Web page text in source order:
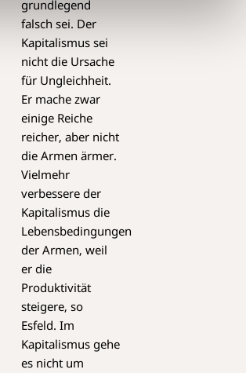
grundlegend
falsch sei. Der
Kapitalismus sei
nicht die Ursache
für Ungleichheit.
Er mache zwar
einige Reiche
reicher, aber nicht
die Armen ärmer.
Vielmehr
verbessere der
Kapitalismus die
Lebensbedingungen
der Armen, weil
er die
Produktivität
steigere, so
Esfeld. Im
Kapitalismus gehe
es nicht um